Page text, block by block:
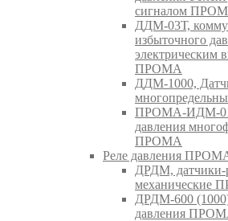
сигналом
ДДМ-03Т,
избыточного
электрическим
ПРОМА
ДДМ-1000,
ПРОМА-ИДМ-
давления
ПРОМА
Реле давления
ДРДМ, датчики-
механические
ДРДМ-600
давления